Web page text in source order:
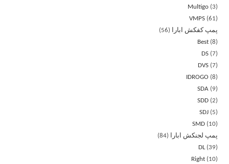
Multigo 3
VMPS 61
پمپ کفکش ابارا
56
Best 8
DS 7
DVS 7
IDROGO
8
SDA
9
SDD 2
SDJ
5
SMD
10
پمپ لجنکش ابارا
84
DL 39
Right
10